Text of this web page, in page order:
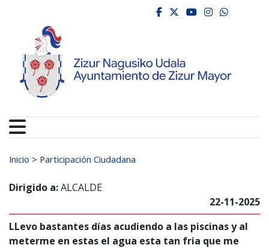
Ayuntamiento de
facebook
twitter
youtube
Buscar:
Inicio > Participación Ciudadana
Dirigido a:ALCALDE
22-11-2025
LLevo bastantes días acudiendo a las piscinas y al
meterme en estas el agua esta tan fria que me